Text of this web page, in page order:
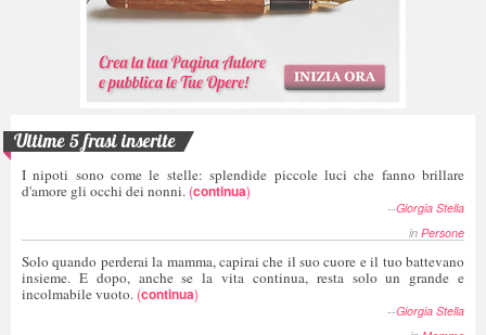
Ultime 5 frasi inserite
I nipoti sono come le stelle: splendide piccole luci che fanno brillare
d'amore gli occhi dei nonni. (continua)
--Giorgia Stella
in Persone
Solo quando perderai la mamma, capirai che il suo cuore e il tuo battevano
insieme. E dopo, anche se la vita continua, resta solo un grande e
incolmabile vuoto. (continua)
--Giorgia Stella